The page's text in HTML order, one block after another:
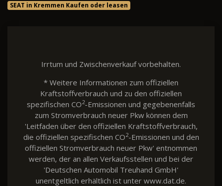
SEAT in Kremmen Kaufen oder leasen
Irrtum und Zwischenverkauf vorbehalten.
* Weitere Informationen zum offiziellen
Kraftstoffverbrauch und zu den offiziellen
spezifischen CO2-Emissionen und gegebenenfalls
zum Stromverbrauch neuer Pkw können dem
'Leitfaden über den offiziellen Kraftstoffverbrauch,
die offiziellen spezifischen CO2-Emissionen und den
offiziellen Stromverbrauch neuer Pkw' entnommen
werden, der an allen Verkaufsstellen und bei der
'Deutschen Automobil Treuhand GmbH'
unentgeltlich erhältlich ist unter www.dat.de.